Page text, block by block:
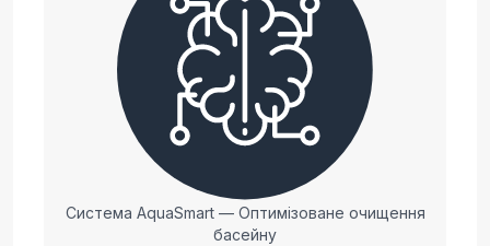
Система AquaSmart — Оптимізоване очищення
басейну